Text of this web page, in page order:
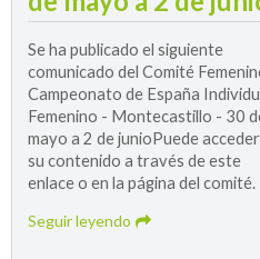
Se ha publicado el siguiente
comunicado del Comité
Campeonato de España
Femenino - Montecastillo - 30
mayo a 2 de junioPuede
su contenido a través de este
enlace o en la página del comité.
Seguir leyendo